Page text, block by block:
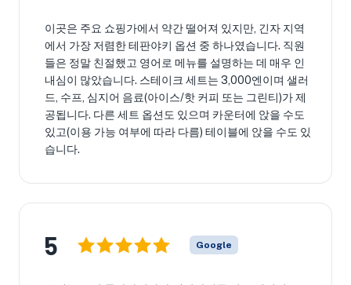
이곳은 주요 쇼핑가에서 약간 떨어져 있지만, 긴자 지역
에서 가장 저렴한 테판야키 옵션 중 하나였습니다. 직원
들은 정말 친절했고 영어로 메뉴를 설명하는 데 매우 인
내심이 많았습니다. 스테이크 세트는 3,000엔이며 샐러
드, 수프, 심지어 음료(아이스/핫 커피 또는 그린티)가 제
공됩니다. 다른 세트 옵션도 있으며 카운터에 앉을 수도
있고(이용 가능 여부에 따라 다름) 테이블에 앉을 수도 있
습니다.
5 Google